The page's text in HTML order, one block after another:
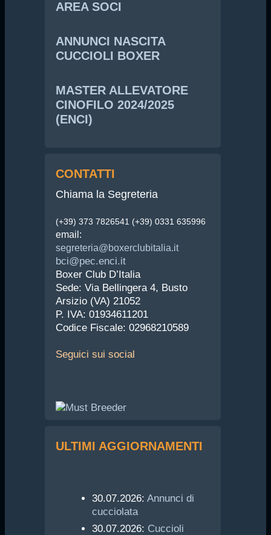
AREA SOCI
ANNUNCI NASCITA
CUCCIOLI BOXER
MASTER ALLEVATORE
CINOFILO 2024/2025
(ENCI)
CONTATTI
Chiama la Segreteria
(+39) 373 7826541 (+39) 0331 635996
email:
segreteria@boxerclubitalia.it
bci@pec.enci.it
Boxer Club D’Italia
Sede: Via Bellingera 4, Busto
Arsizio (VA) 21052
P. IVA: 01934611201
Codice Fiscale: 02968210589
Seguici sui social
ULTIMI AGGIORNAMENTI
30.07.2026: Annunci di
cucciolata
30.07.2026: Cuccioli